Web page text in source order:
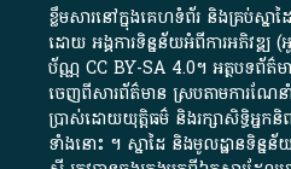
ខ្លឹមសារ​នៅ​ក្នុង​គេហទំព័រ និង​គ្រប់​ស្ន
ដោយ​ អង្គការ​ទិន្នន័យ​អំពី​ការអភិវឌ្ឍ​​ (
ប័ណ្ណ​CC BY-SA 4.0។​ អត្ថបទ​ព័ត៌ម
ចេញពី​សារព័ត៌មាន ស្របតាមការ​ណែ
ប្រាស់​ដោយ​យុត្តិធម៌​ និង​រក្សាសិទ្ធិអ្នកនិ
ទាំង​នោះ​ ។​ ស្នាដៃ​ និង​មូលដ្ឋាន​ទិន្ន